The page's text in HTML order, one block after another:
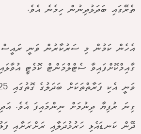
ތެރޭގައި ބަދަލުދިނުން ހިމެނެ އެވެ.
އެހެން ކަމުން މި ސަރުކާރުން ވަނީ ރައީސް
ގާއިމްކޮށްފައިވާ ސެޓްލްމަންޓް ކޮމެޓީ
ގިނަ ރުފިޔާ ދިނުމަށް ނިންމައިފަ އެވެ.
ދޭން ކަނޑައެޅި ހަރުމުދަލާއި ރަށްރަށާއި